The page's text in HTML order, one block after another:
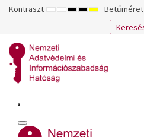
Kontraszt ALAPÉRTELMEZETT
ÉJSZAKAI
NAGY
KONTRASZTÚ
NAGY
KONTRASZTÚ
NAGY
KONTRASZTÚ
SÁRGA
FEKETE
Betűméret